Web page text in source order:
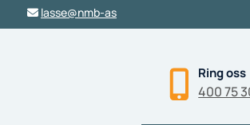
 lasse@nmb-as
Ring oss
400 75